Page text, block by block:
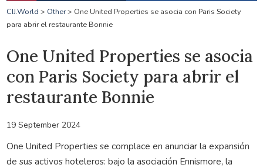
CIJ.World > Other> One United Properties se asocia con Paris Society
para abrir el restaurante Bonnie
One United Properties se asocia
con Paris Society para abrir el
restaurante Bonnie
19 September 2024
One United Properties se complace en anunciar la expansión
de sus activos hoteleros: bajo la asociación Ennismore, la